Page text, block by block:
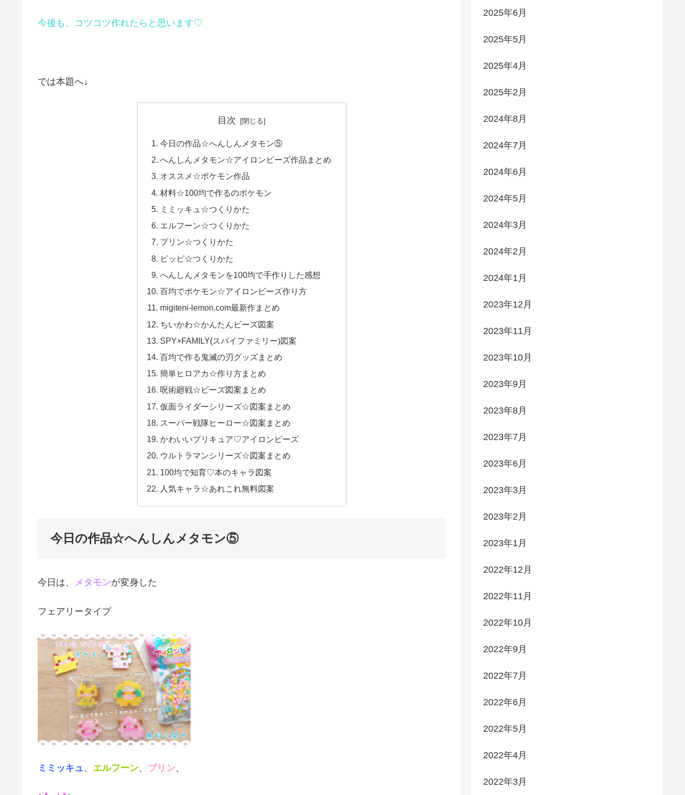
今後も、コツコツ作れたらと思います♡
では本題へ↓
目次
今日の作品☆へんしんメタモン⑤
へんしんメタモン☆アイロンビーズ作品まとめ
オススメ☆ポケモン作品
材料☆100均で作るのポケモン
ミミッキュ☆つくりかた
エルフーン☆つくりかた
プリン☆つくりかた
ピッピ☆つくりかた
へんしんメタモンを100均で手作りした感想
百均でポケモン☆アイロンビーズ作り方
migiteni-lemon.com最新作まとめ
ちいかわ☆かんたんビーズ図案
SPY×FAMILY(スパイファミリー)図案
百均で作る鬼滅の刃グッズまとめ
簡単ヒロアカ☆作り方まとめ
呪術廻戦☆ビーズ図案まとめ
仮面ライダーシリーズ☆図案まとめ
スーパー戦隊ヒーロー☆図案まとめ
かわいいプリキュア♡アイロンビーズ
ウルトラマンシリーズ☆図案まとめ
100均で知育♡本のキャラ図案
人気キャラ☆あれこれ無料図案
今日の作品☆へんしんメタモン⑤
今日は、 メタモンが変身した
フェアリータイプ
ミミッキュ、 エルフーン、 プリン、
2025年6月
2025年5月
2025年4月
2025年2月
2024年8月
2024年7月
2024年6月
2024年5月
2024年3月
2024年2月
2024年1月
2023年12月
2023年11月
2023年10月
2023年9月
2023年8月
2023年7月
2023年6月
2023年3月
2023年2月
2023年1月
2022年12月
2022年11月
2022年10月
2022年9月
2022年7月
2022年6月
2022年5月
2022年4月
2022年3月